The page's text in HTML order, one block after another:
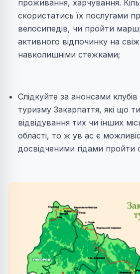
проживання, харчування.
скористатись їх послугами
велосипедів, чи пройти
активного відпочинку на
навколишніми стежками;
Слідкуйте за анонсами клубів
туризму Закарпаття, які що
відвідування тих чи інших
області, то ж ув ас є
досвідченими гідами пройти